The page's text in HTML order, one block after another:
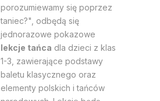
porozumiewamy się poprzez
taniec?", odbędą się
jednorazowe pokazowe
lekcje tańca dla dzieci z klas
1-3, zawierające podstawy
baletu klasycznego oraz
elementy polskich i tańców